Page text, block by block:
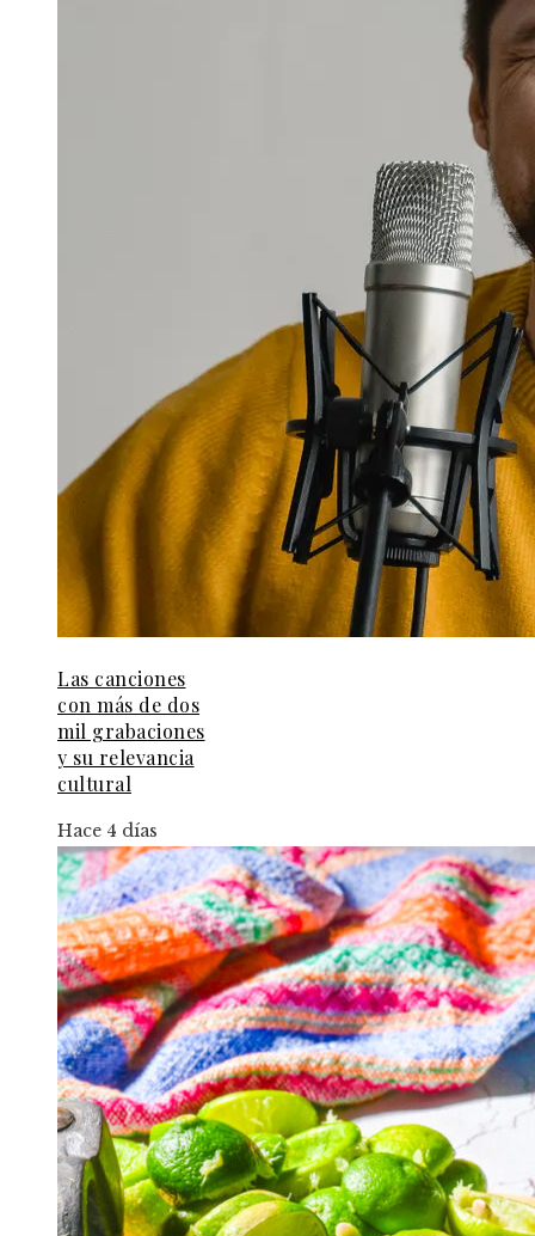
Las canciones
con más de dos
mil grabaciones
y su relevancia
cultural
Hace 4 días